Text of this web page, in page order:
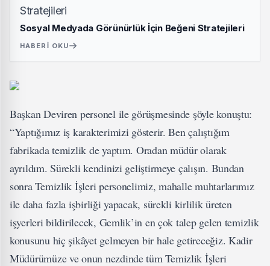
Sosyal Medyada Görünürlük İçin Beğeni Stratejileri
HABERI OKU
Başkan Deviren personel ile görüşmesinde şöyle konuştu:
“Yaptığımız iş karakterimizi gösterir. Ben çalıştığım
fabrikada temizlik de yaptım. Oradan müdür olarak
ayrıldım. Sürekli kendinizi geliştirmeye çalışın. Bundan
sonra Temizlik İşleri personelimiz, mahalle muhtarlarımız
ile daha fazla işbirliği yapacak, sürekli kirlilik üreten
işyerleri bildirilecek, Gemlik’in en çok talep gelen temizlik
konusunu hiç şikâyet gelmeyen bir hale getireceğiz. Kadir
Müdürümüze ve onun nezdinde tüm Temizlik İşleri